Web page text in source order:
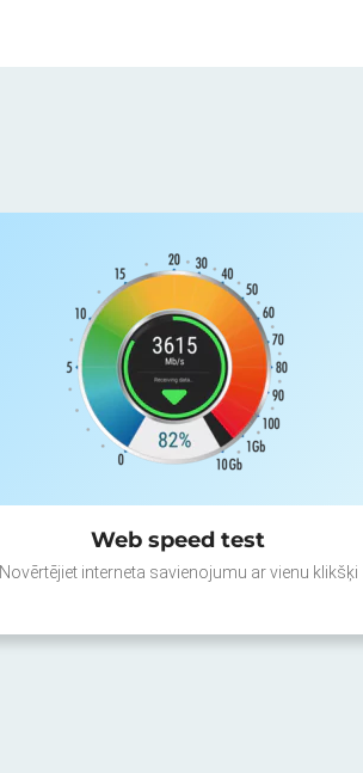
Web speed test
Novērtējiet interneta savienojumu ar vienu klikšķi